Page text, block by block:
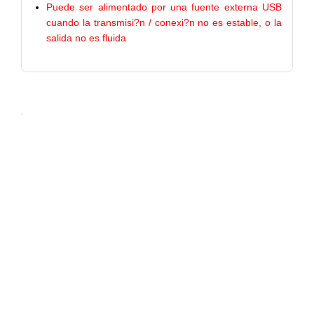
Puede ser alimentado por una fuente externa USB
cuando la transmisi?n / conexi?n no es estable, o la
salida no es fluida